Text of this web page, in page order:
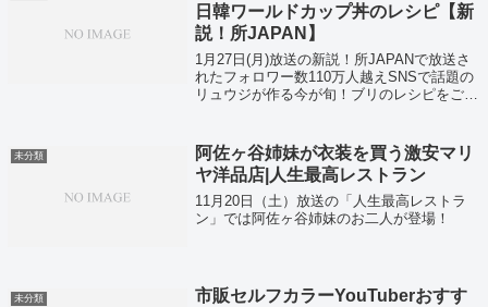
日韓ワールドカップ丼のレシピ【新
説！所JAPAN】
1月27日(月)放送の新説！所JAPANで放送さ
れたフォロワー数110万人越えSNSで話題の
リュウジが作る今が旬！ブリのレシピをご紹
丼」のレシピです！
未分類
阿佐ヶ谷姉妹が衣装を買う激安マリ
ヤ洋品店|人生最高レストラン
11月20日（土）放送の「人生最高レストラ
ン」では阿佐ヶ谷姉妹のお二人が登場！
未分類
市販セルフカラーYouTuberおすす